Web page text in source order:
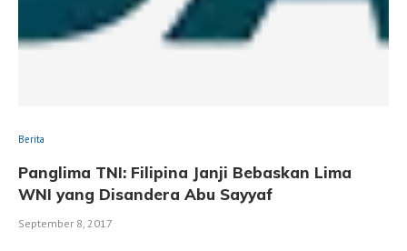
Berita
Panglima TNI: Filipina Janji Bebaskan Lima
WNI yang Disandera Abu Sayyaf
September 8, 2017